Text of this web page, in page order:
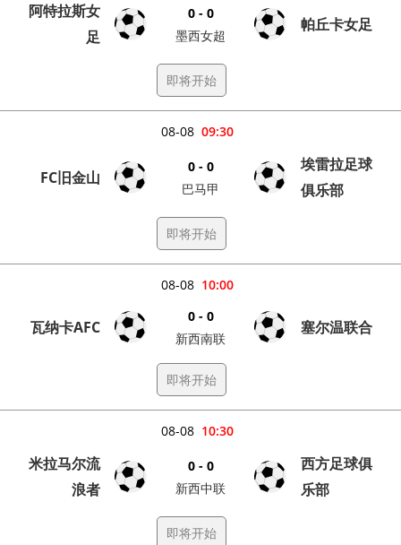
阿特拉斯女
足
0 - 0
墨西女超
帕丘卡女足
即将开始
09:30
08-08
FC旧金山
0 - 0
巴马甲
埃雷拉足球
俱乐部
即将开始
10:00
08-08
瓦纳卡AFC
0 - 0
新西南联
塞尔温联合
即将开始
10:30
08-08
米拉马尔流
浪者
0 - 0
新西中联
西方足球俱
乐部
即将开始